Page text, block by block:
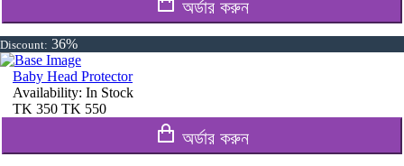
অর্ডার করুন
Discount: 36%
Baby Head Protector
Availability: In Stock
TK 350 TK 550
অর্ডার করুন